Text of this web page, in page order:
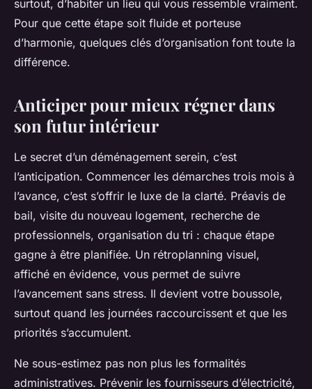
surtout, d’habiter un lieu qui vous ressemble vraiment.
Pour que cette étape soit fluide et porteuse
d’harmonie, quelques clés d’organisation font toute la
différence.
Anticiper pour mieux régner dans
son futur intérieur
Le secret d’un déménagement serein, c’est
l’anticipation. Commencer les démarches trois mois à
l’avance, c’est s’offrir le luxe de la clarté. Préavis de
bail, visite du nouveau logement, recherche de
professionnels, organisation du tri : chaque étape
gagne à être planifiée. Un rétroplanning visuel,
affiché en évidence, vous permet de suivre
l’avancement sans stress. Il devient votre boussole,
surtout quand les journées raccourcissent et que les
priorités s’accumulent.
Ne sous-estimez pas non plus les formalités
administratives. Prévenir les fournisseurs d’électricité,